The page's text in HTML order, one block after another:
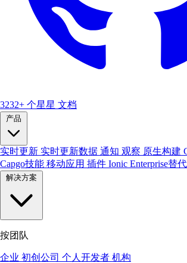
3232+ 个星星 文档
产品
实时更新 实时更新数据 通知 观察 原生构建
Capgo技能 移动应用 插件 Ionic Enterprise替
解决方案
按团队
企业 初创公司 个人开发者 机构